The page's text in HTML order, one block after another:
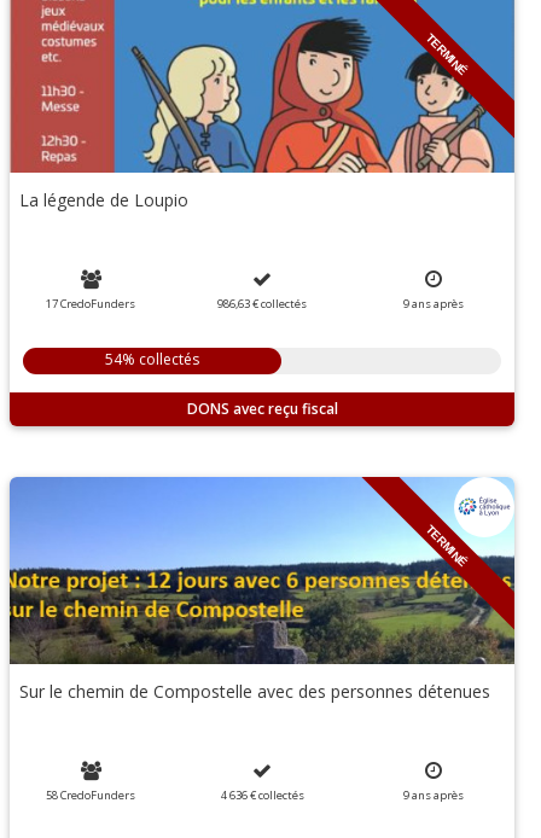
TERMINÉ
La légende de Loupio
17 CredoFunders 986,63 €collectés 9ansaprès
54% collectés
DONS
TERMINÉ
Sur le chemin de Compostelle avec des personnes détenues
58 CredoFunders 4 636 €collectés 9ansaprès